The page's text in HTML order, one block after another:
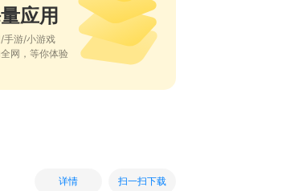
应用
手游/小游戏
网，等你体验
详情 扫一扫下载